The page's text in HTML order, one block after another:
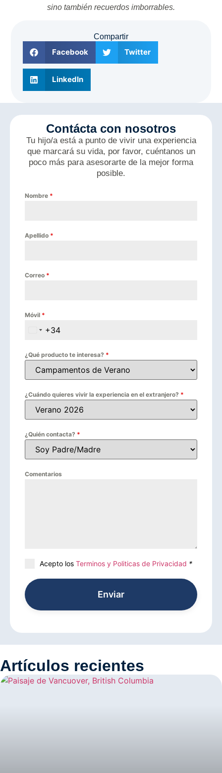
sino también recuerdos imborrables.
Compartir
Facebook Twitter
LinkedIn
Contácta con nosotros
Tu hijo/a está a punto de vivir una experiencia
que marcará su vida, por favor, cuéntanos un
poco más para asesorarte de la mejor forma
posible.
Nombre *
Apellido *
Correo *
Móvil *
Spain +34
+34
¿Qué producto te interesa? *
¿Cuándo quieres vivir la experiencia en el extranjero? *
¿Quién contacta? *
Comentarios
Acepto los Terminos y Politicas de Privacidad *
Enviar
Artículos recientes